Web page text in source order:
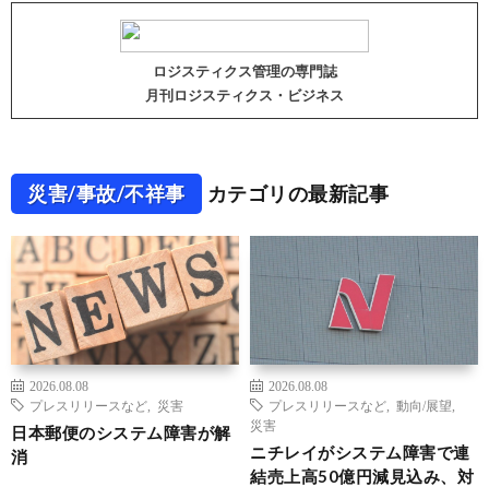
ロジスティクス管理の専門誌
月刊ロジスティクス・ビジネス
災害/事故/不祥事 カテゴリの最新記事
2026.08.08
プレスリリースなど
災害
日本郵便のシステム障害が解
消
2026.08.08
プレスリリースなど
動向/展望
災害
ニチレイがシステム障害で連
結売上高50億円減見込み、対